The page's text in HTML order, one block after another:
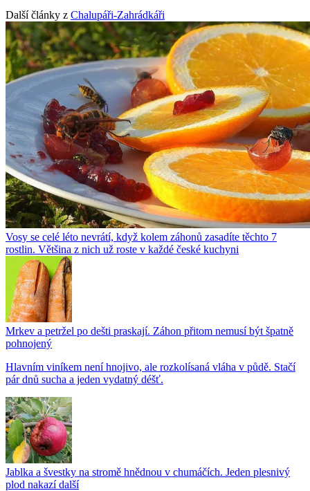
Další články z Chalupáři-Zahrádkáři
Vosy se celé léto nevrátí, když kolem záhonů zasadíte těchto 7
rostlin. Většina z nich už roste v každé české kuchyni
Mrkev a petržel po dešti praskají. Záhon přitom nemusí být špatně
pohnojený
Hlavním viníkem není hnojivo, ale rozkolísaná vláha v půdě. Stačí
pár dnů sucha a jeden vydatný déšť.
Jablka a švestky na stromě hnědnou v chumáčích. Jeden plesnivý
plod nakazí další